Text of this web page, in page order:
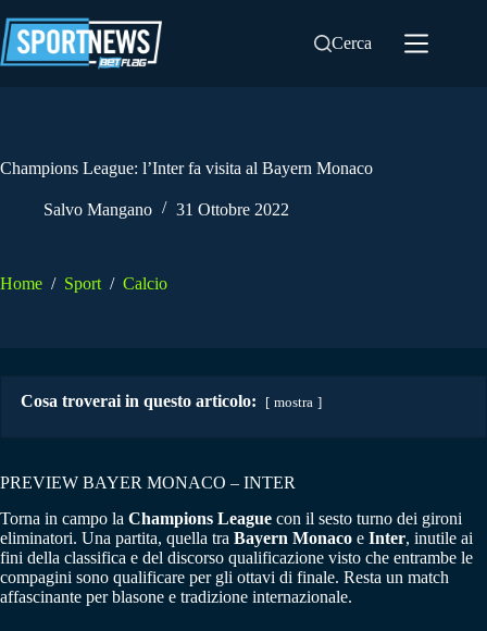
al
contenuto
Cerca
Champions League: l’Inter fa visita al Bayern Monaco
Salvo Mangano 31 Ottobre 2022
Home / Sport / Calcio
Cosa troverai in questo articolo: mostra
PREVIEW BAYER MONACO – INTER
Torna in campo la Champions League con il sesto turno dei gironi
eliminatori. Una partita, quella tra Bayern Monaco e Inter, inutile ai
fini della classifica e del discorso qualificazione visto che entrambe le
compagini sono qualificare per gli ottavi di finale. Resta un match
affascinante per blasone e tradizione internazionale.